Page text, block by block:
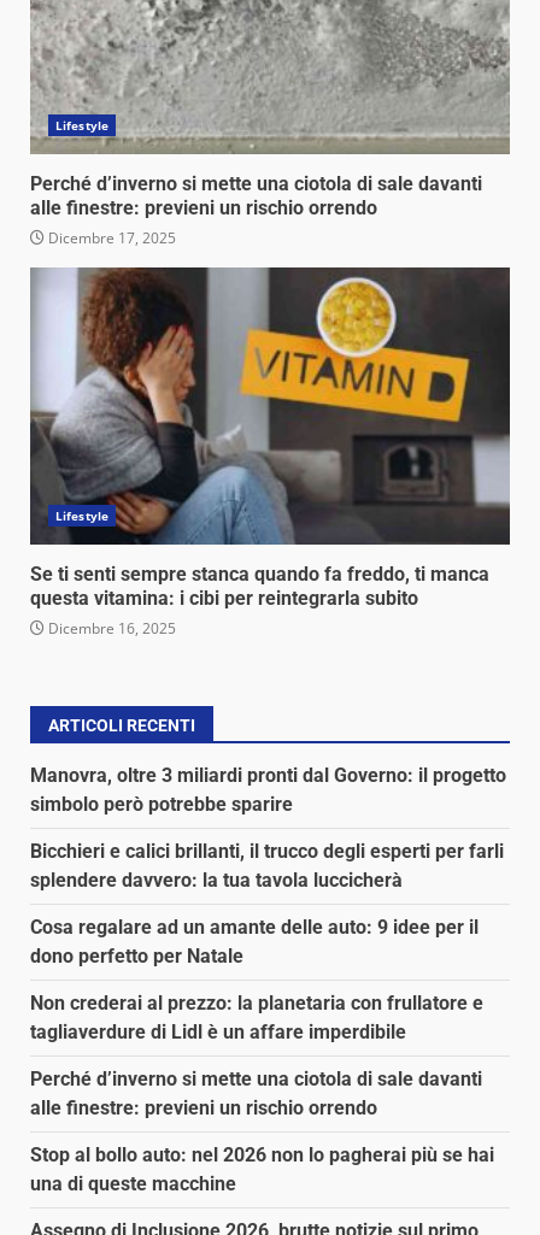
Lifestyle
Perché d’inverno si mette una ciotola di sale davanti
alle finestre: previeni un rischio orrendo
Dicembre 17, 2025
Lifestyle
Se ti senti sempre stanca quando fa freddo, ti manca
questa vitamina: i cibi per reintegrarla subito
Dicembre 16, 2025
ARTICOLI RECENTI
Manovra, oltre 3 miliardi pronti dal Governo: il progetto
simbolo però potrebbe sparire
Bicchieri e calici brillanti, il trucco degli esperti per farli
splendere davvero: la tua tavola luccicherà
Cosa regalare ad un amante delle auto: 9 idee per il
dono perfetto per Natale
Non crederai al prezzo: la planetaria con frullatore e
tagliaverdure di Lidl è un affare imperdibile
Perché d’inverno si mette una ciotola di sale davanti
alle finestre: previeni un rischio orrendo
Stop al bollo auto: nel 2026 non lo pagherai più se hai
una di queste macchine
Assegno di Inclusione 2026, brutte notizie sul primo